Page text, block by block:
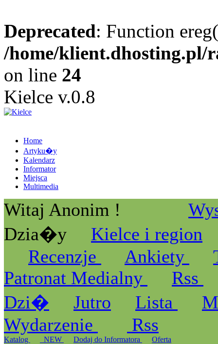
Deprecated: Function
/home/klient.dhosting.pl/
on line 24
Kielce v.0.8
Home
Artyku�y
Kalendarz
Informator
Miejsca
Multimedia
Witaj Anonim !
Dzia�y
Kielce i region
Recenzje
Ankiety
Patronat Medialny
Rss
Dzi�
Jutro Lista
Wydarzenie
Rss
Katalog _NEW Dodaj do Informatora Oferta